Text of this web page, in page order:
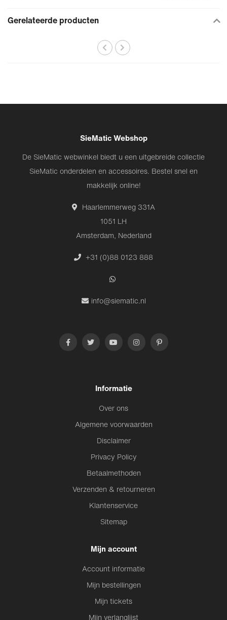
Gerelateerde producten
SieMatic Webshop
De SieMatic webwinkel biedt u een uitgebreide collectie
SieMatic onderdelen en accessoires. Bestel snel en
makkelijk online!
Haarlemmerweg 331A
1051 LH
Amsterdam, Nederland
+31 (0)88 0123 888
info@siematic.nl
Informatie
Over ons
Algemene voorwaarden
Disclaimer
Privacy Policy
Betaalmethoden
Verzenden & retourneren
Klantenservice
Sitemap
Mijn account
Account informatie
Mijn bestellingen
Mijn tickets
Mijn verlanglijst